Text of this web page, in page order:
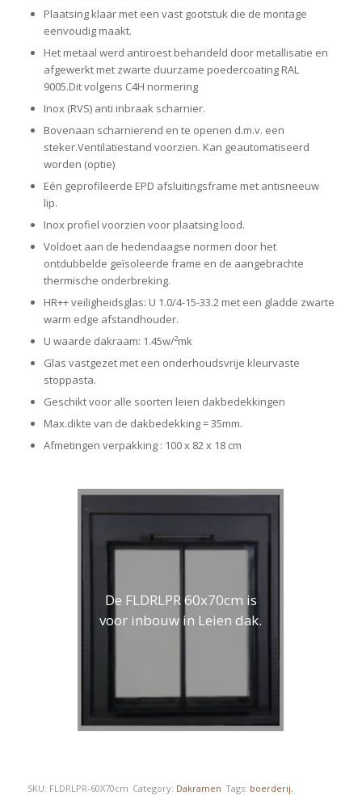
Plaatsing klaar met een vast gootstuk die de montage
eenvoudig maakt.
Het metaal werd antiroest behandeld door metallisatie en
afgewerkt met zwarte duurzame poedercoating RAL
9005.Dit volgens C4H normering
Inox (RVS) anti inbraak scharnier.
Bovenaan scharnierend en te openen d.m.v. een
steker.Ventilatiestand voorzien. Kan geautomatiseerd
worden (optie)
Eén geprofileerde EPD afsluitingsframe met antisneeuw
lip.
Inox profiel voorzien voor plaatsing lood.
Voldoet aan de hedendaagse normen door het
ontdubbelde geïsoleerde frame en de aangebrachte
thermische onderbreking.
HR++ veiligheidsglas: U 1.0/4-15-33.2 met een gladde zwarte
warm edge afstandhouder.
U waarde dakraam: 1.45w/²mk
Glas vastgezet met een onderhoudsvrije kleurvaste
stoppasta.
Geschikt voor alle soorten leien dakbedekkingen
Max.dikte van de dakbedekking = 35mm.
Afmetingen verpakking : 100 x 82 x 18 cm
De FLDRLPR 60x70cm is
voor inbouw in Leien dak.
SKU: FLDRLPR-60X70cm Category: Dakramen Tags: boerderij,